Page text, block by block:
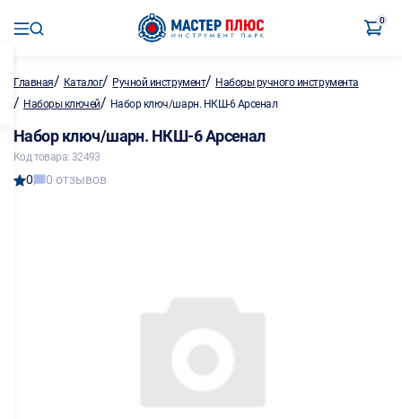
0
Главная/ Каталог/ Ручной инструмент/ Наборы ручного инструмента
/ Наборы ключей/ Набор ключ/шарн. НКШ-6 Арсенал
Набор ключ/шарн. НКШ-6 Арсенал
Код товара: 32493
0 0 отзывов